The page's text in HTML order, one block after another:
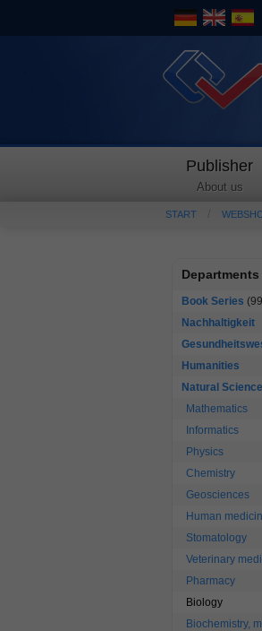
Publisher
About us
START
Departments
Book Series
Nachhaltigkeit
Humanities
Natural
Mathematics
Informatics
Physics
Chemistry
Geosciences
Human
Stomatology
Veterinary
Pharmacy
Biology
Biochemistry,